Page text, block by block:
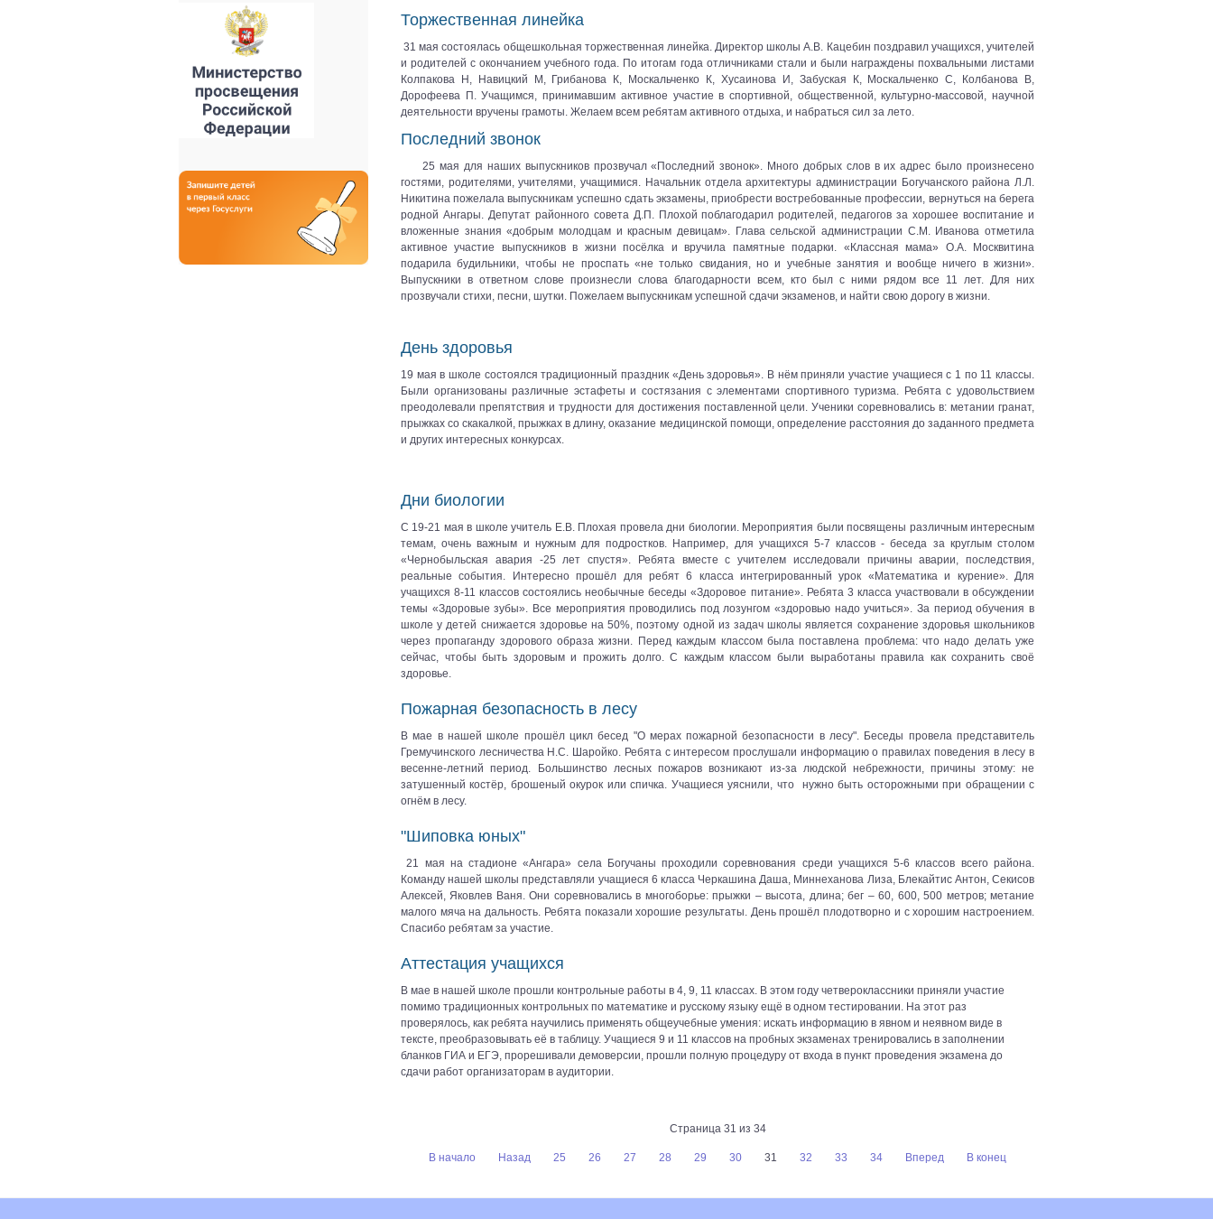
Торжественная линейка
31 мая состоялась общешкольная торжественная линейка. Директор школы А.В. Кацебин поздравил учащихся, учителей
и родителей с окончанием учебного года. По итогам года отличниками стали и были награждены похвальными листами
Колпакова Н, Навицкий М, Грибанова К, Москальченко К, Хусаинова И, Забуская К, Москальченко С, Колбанова В,
Дорофеева П. Учащимся, принимавшим активное участие в спортивной, общественной, культурно-массовой, научной
деятельности вручены грамоты. Желаем всем ребятам активного отдыха, и набраться сил за лето.
Последний звонок
25 мая для наших выпускников прозвучал «Последний звонок». Много добрых слов в их адрес было произнесено
гостями, родителями, учителями, учащимися. Начальник отдела архитектуры администрации Богучанского района Л.Л.
Никитина пожелала выпускникам успешно сдать экзамены, приобрести востребованные профессии, вернуться на берега
родной Ангары. Депутат районного совета Д.П. Плохой поблагодарил родителей, педагогов за хорошее воспитание и
вложенные знания «добрым молодцам и красным девицам». Глава сельской администрации С.М. Иванова отметила
активное участие выпускников в жизни посёлка и вручила памятные подарки. «Классная мама» О.А. Москвитина
подарила будильники, чтобы не проспать «не только свидания, но и учебные занятия и вообще ничего в жизни».
Выпускники в ответном слове произнесли слова благодарности всем, кто был с ними рядом все 11 лет. Для них
прозвучали стихи, песни, шутки. Пожелаем выпускникам успешной сдачи экзаменов, и найти свою дорогу в жизни.
День здоровья
19 мая в школе состоялся традиционный праздник «День здоровья». В нём приняли участие учащиеся с 1 по 11 классы.
Были организованы различные эстафеты и состязания с элементами спортивного туризма. Ребята с удовольствием
преодолевали препятствия и трудности для достижения поставленной цели. Ученики соревновались в: метании гранат,
прыжках со скакалкой, прыжках в длину, оказание медицинской помощи, определение расстояния до заданного предмета
и других интересных конкурсах.
Дни биологии
С 19-21 мая в школе учитель Е.В. Плохая провела дни биологии. Мероприятия были посвящены различным интересным
темам, очень важным и нужным для подростков. Например, для учащихся 5-7 классов - беседа за круглым столом
«Чернобыльская авария -25 лет спустя». Ребята вместе с учителем исследовали причины аварии, последствия,
реальные события. Интересно прошёл для ребят 6 класса интегрированный урок «Математика и курение». Для
учащихся 8-11 классов состоялись необычные беседы «Здоровое питание». Ребята 3 класса участвовали в обсуждении
темы «Здоровые зубы». Все мероприятия проводились под лозунгом «здоровью надо учиться». За период обучения в
школе у детей снижается здоровье на 50%, поэтому одной из задач школы является сохранение здоровья школьников
через пропаганду здорового образа жизни. Перед каждым классом была поставлена проблема: что надо делать уже
сейчас, чтобы быть здоровым и прожить долго. С каждым классом были выработаны правила как сохранить своё
здоровье.
Пожарная безопасность в лесу
В мае в нашей школе прошёл цикл бесед "О мерах пожарной безопасности в лесу". Беседы провела представитель
Гремучинского лесничества Н.С. Шаройко. Ребята с интересом прослушали информацию о правилах поведения в лесу в
весенне-летний период. Большинство лесных пожаров возникают из-за людской небрежности, причины этому: не
затушенный костёр, брошеный окурок или спичка. Учащиеся уяснили, что нужно быть осторожными при обращении с
огнём в лесу.
"Шиповка юных"
21 мая на стадионе «Ангара» села Богучаны проходили соревнования среди учащихся 5-6 классов всего района.
Команду нашей школы представляли учащиеся 6 класса Черкашина Даша, Миннеханова Лиза, Блекайтис Антон, Секисов
Алексей, Яковлев Ваня. Они соревновались в многоборье: прыжки – высота, длина; бег – 60, 600, 500 метров; метание
малого мяча на дальность. Ребята показали хорошие результаты. День прошёл плодотворно и с хорошим настроением.
Спасибо ребятам за участие.
Аттестация учащихся
В мае в нашей школе прошли контрольные работы в 4, 9, 11 классах. В этом году четвероклассники приняли участие
помимо традиционных контрольных по математике и русскому языку ещё в одном тестировании. На этот раз
проверялось, как ребята научились применять общеучебные умения: искать информацию в явном и неявном виде в
тексте, преобразовывать её в таблицу. Учащиеся 9 и 11 классов на пробных экзаменах тренировались в заполнении
бланков ГИА и ЕГЭ, прорешивали демоверсии, прошли полную процедуру от входа в пункт проведения экзамена до
сдачи работ организаторам в аудитории.
Страница 31 из 34
В начало Назад 25 26 27 28 29 30 31 32 33 34 Вперед В конец